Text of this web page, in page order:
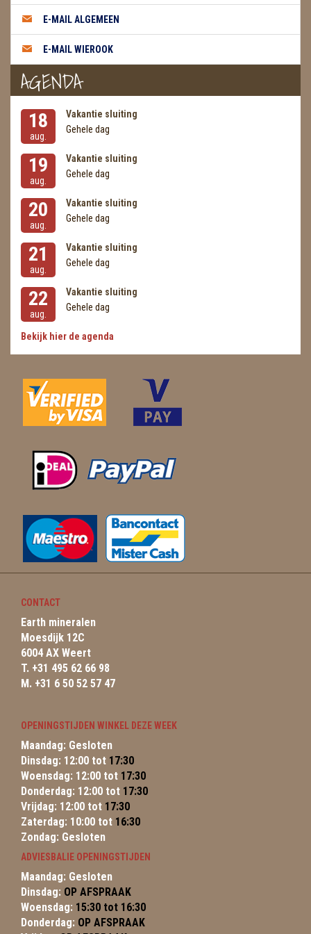
METEORIETEN
READING EN PERSOONLIJK ADVIES
RUWE STENEN
SCHEDELS / SKULLS
SELENIET
SPECIALE STUKKEN
TELEFOON KOORDEN
THEELICHTEN
VLINDERS
WIEROOK, OLIE & TOEBEHOREN
ZAKJES WATER ELIXERS
E-MAIL ALGEMEEN
E-MAIL WIEROOK
AGENDA
18
aug.
Vakantie sluiting
Gehele dag
19
aug.
Vakantie sluiting
Gehele dag
20
aug.
Vakantie sluiting
Gehele dag
21
aug.
Vakantie sluiting
Gehele dag
22
aug.
Vakantie sluiting
Gehele dag
Bekijk hier de agenda
CONTACT
Earth mineralen
Moesdijk 12C
6004 AX Weert
T. +31 495 62 66 98
M. +31 6 50 52 57 47
OPENINGSTIJDEN WINKEL DEZE WEEK
Maandag: Gesloten
Dinsdag: 12:00 tot 17:30
Woensdag: 12:00 tot 17:30
Donderdag: 12:00 tot 17:30
Vrijdag: 12:00 tot 17:30
Zaterdag: 10:00 tot 16:30
Zondag: Gesloten
ADVIESBALIE OPENINGSTIJDEN
Maandag: Gesloten
Dinsdag: OP AFSPRAAK
Woensdag: 15:30 tot 16:30
Donderdag: OP AFSPRAAK